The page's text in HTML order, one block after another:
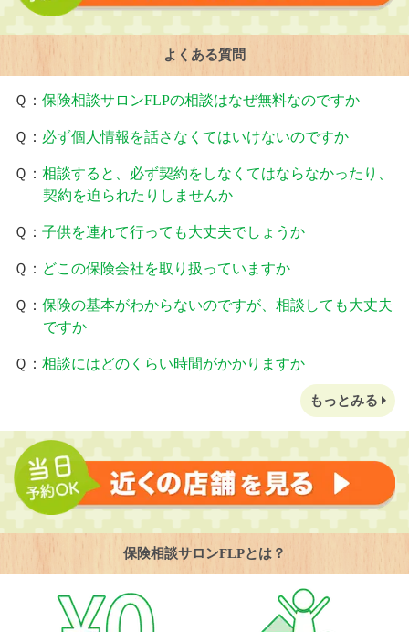
よくある質問
Ｑ： 保険相談サロンFLPの相談はなぜ無料なのですか
Ｑ： 必ず個人情報を話さなくてはいけないのですか
Ｑ： 相談すると、必ず契約をしなくてはならなかったり、
契約を迫られたりしませんか
Ｑ： 子供を連れて行っても大丈夫でしょうか
Ｑ： どこの保険会社を取り扱っていますか
Ｑ： 保険の基本がわからないのですが、相談しても大丈夫
ですか
Ｑ： 相談にはどのくらい時間がかかりますか
もっとみる
保険相談サロンFLPとは？